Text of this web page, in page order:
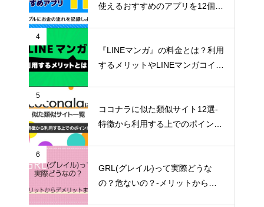
使えるおすすめのアプリを12個ご
4
『LINEマンガ』の料金とは？利用
するメリットやLINEマンガコイン
5
ココナラに似た類似サイト12選-
特徴から利用する上でのポイン
6
GRL(グレイル)って実際どうな
の？危ないの？-メリットからデ